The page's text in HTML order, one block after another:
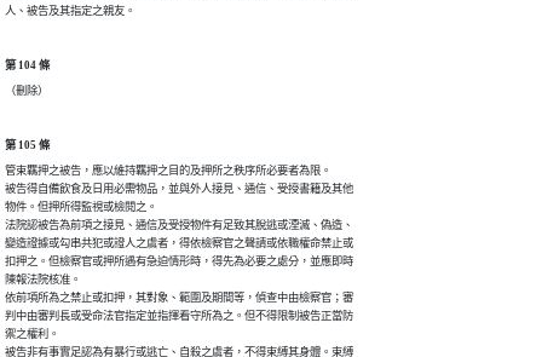
人、被告及其指定之親友。
第 104 條
（刪除）
第 105 條
管束羈押之被告，應以維持羈押之目的及押所之秩序所必要者為限。
被告得自備飲食及日用必需物品，並與外人接見、通信、受授書籍及其他
物件。但押所得監視或檢閱之。
法院認被告為前項之接見、通信及受授物件有足致其脫逃或湮滅、偽造、
變造證據或勾串共犯或證人之虞者，得依檢察官之聲請或依職權命禁止或
扣押之。但檢察官或押所遇有急迫情形時，得先為必要之處分，並應即時
陳報法院核准。
依前項所為之禁止或扣押，其對象、範圍及期間等，偵查中由檢察官；審
判中由審判長或受命法官指定並指揮看守所為之。但不得限制被告正當防
禦之權利。
被告非有事實足認為有暴行或逃亡、自殺之虞者，不得束縛其身體。束縛